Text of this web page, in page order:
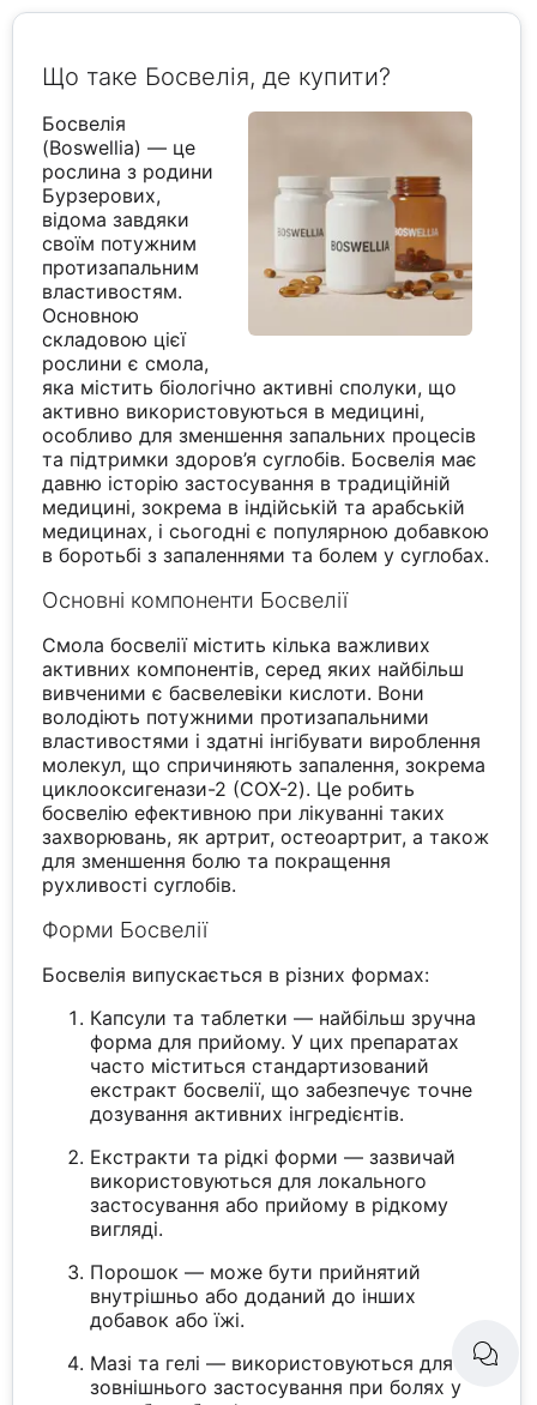
Що таке Босвелія, де купити?
Босвелія
(Boswellia) — це
рослина з родини
Бурзерових,
відома завдяки
своїм потужним
протизапальним
властивостям.
Основною
складовою цієї
рослини є смола,
яка містить біологічно активні сполуки, що
активно використовуються в медицині,
особливо для зменшення запальних процесів
та підтримки здоров’я суглобів. Босвелія має
давню історію застосування в традиційній
медицині, зокрема в індійській та арабській
медицинах, і сьогодні є популярною добавкою
в боротьбі з запаленнями та болем у суглобах.
Основні компоненти Босвелії
Смола босвелії містить кілька важливих
активних компонентів, серед яких найбільш
вивченими є басвелевіки кислоти. Вони
володіють потужними протизапальними
властивостями і здатні інгібувати вироблення
молекул, що спричиняють запалення, зокрема
циклооксигенази-2 (COX-2). Це робить
босвелію ефективною при лікуванні таких
захворювань, як артрит, остеоартрит, а також
для зменшення болю та покращення
рухливості суглобів.
Форми Босвелії
Босвелія випускається в різних формах:
Капсули та таблетки — найбільш зручна
форма для прийому. У цих препаратах
часто міститься стандартизований
екстракт босвелії, що забезпечує точне
дозування активних інгредієнтів.
Екстракти та рідкі форми — зазвичай
використовуються для локального
застосування або прийому в рідкому
вигляді.
Порошок — може бути прийнятий
внутрішньо або доданий до інших
добавок або їжі.
Мазі та гелі — використовуються для
зовнішнього застосування при болях у